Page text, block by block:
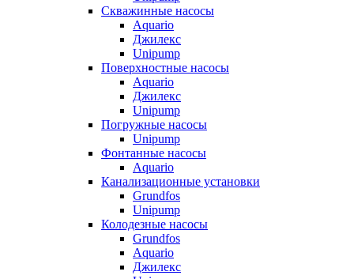
Скважинные насосы
Aquario
Джилекс
Unipump
Поверхностные насосы
Aquario
Джилекс
Unipump
Погружные насосы
Unipump
Фонтанные насосы
Aquario
Канализационные установки
Grundfos
Unipump
Колодезные насосы
Grundfos
Aquario
Джилекс